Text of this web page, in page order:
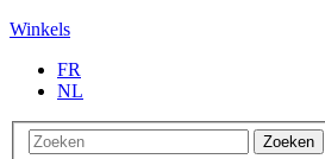
Winkels
FR
NL
Zoeken